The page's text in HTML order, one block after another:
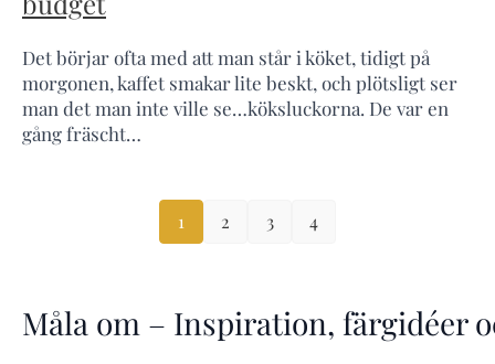
Det börjar ofta med att man står i köket, tidigt på
morgonen, kaffet smakar lite beskt, och plötsligt ser
man det man inte ville se…köksluckorna. De var en
gång fräscht…
1 2 3 4
Måla om – Inspiration, färgidéer